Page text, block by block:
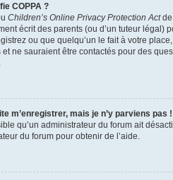
COPPA ?
Children’s Online Privacy Protection Actde
écrit des parents (ou d’un tuteur légal)
ou que quelqu’un le fait à votre
ne sauraient être contactés pour des
m’enregistrer, mais je n’y parviens pas !
qu’un administrateur du forum ait
du forum pour obtenir de l’aide.